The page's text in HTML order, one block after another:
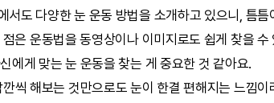
서도 다양한 눈 운동 방법을 소개하고 있으니, 틈틈
은 운동법을 동영상이나 이미지로도 쉽게 찾을 수
에게 맞는 눈 운동을 찾는 게 중요한 것 같아요.
씩 해보는 것만으로도 눈이 한결 편해지는 느낌